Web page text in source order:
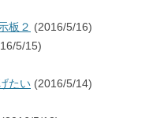
板２ (2016/5/16)
5/15)
たい (2016/5/14)